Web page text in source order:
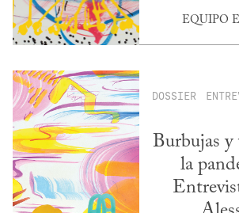
EQUIPO
DOSSIER
Burbujas y
la